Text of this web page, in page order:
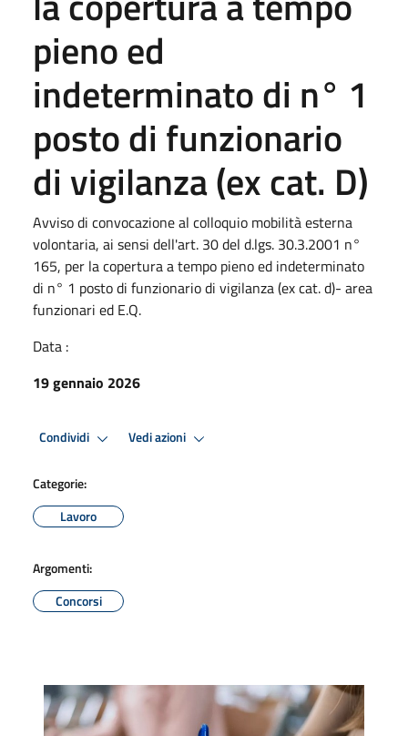
pieno ed
indeterminato di n° 1
posto di funzionario
di vigilanza (ex cat. D)
Avviso di convocazione al colloquio mobilità esterna
volontaria, ai sensi dell'art. 30 del d.lgs. 30.3.2001 n°
165, per la copertura a tempo pieno ed indeterminato
di n° 1 posto di funzionario di vigilanza (ex cat. d)- area
funzionari ed E.Q.
Data :
19 gennaio 2026
Condividi Vedi azioni
Categorie:
Lavoro
Argomenti:
Concorsi